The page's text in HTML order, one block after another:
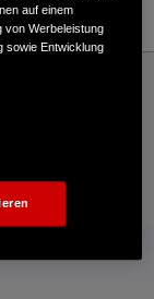
Offizielle
auf einem
von Werbeleistung
sowie Entwicklung